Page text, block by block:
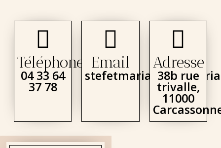
Téléphone
04 33 64
37 78
Email Adresse
38b rue
trivalle,
11000